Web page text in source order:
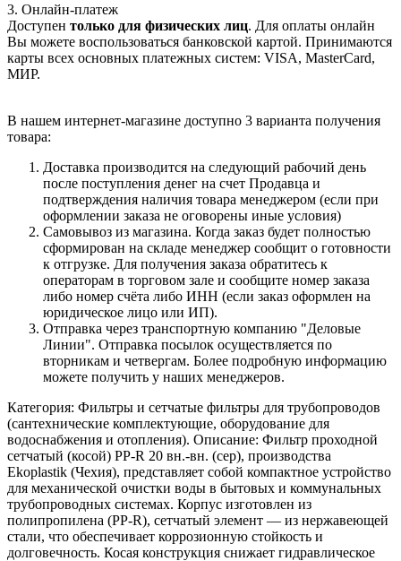
3. Онлайн-платеж
Доступен только для физических лиц. Для оплаты онлайн
Вы можете воспользоваться банковской картой. Принимаются
карты всех основных платежных систем: VISA, MasterCard,
МИР.
В нашем интернет-магазине доступно 3 варианта получения
товара:
Доставка производится на следующий рабочий день
после поступления денег на счет Продавца и
подтверждения наличия товара менеджером (если при
оформлении заказа не оговорены иные условия)
Самовывоз из магазина. Когда заказ будет полностью
сформирован на складе менеджер сообщит о готовности
к отгрузке. Для получения заказа обратитесь к
операторам в торговом зале и сообщите номер заказа
либо номер счёта либо ИНН (если заказ оформлен на
юридическое лицо или ИП).
Отправка через транспортную компанию "Деловые
Линии". Отправка посылок осуществляется по
вторникам и четвергам. Более подробную информацию
можете получить у наших менеджеров.
Категория: Фильтры и сетчатые фильтры для трубопроводов
(сантехнические комплектующие, оборудование для
водоснабжения и отопления). Описание: Фильтр проходной
сетчатый (косой) PP‑R 20 вн.-вн. (сер), производства
Ekoplastik (Чехия), представляет собой компактное устройство
для механической очистки воды в бытовых и коммунальных
трубопроводных системах. Корпус изготовлен из
полипропилена (PP‑R), сетчатый элемент — из нержавеющей
стали, что обеспечивает коррозионную стойкость и
долговечность. Косая конструкция снижает гидравлическое